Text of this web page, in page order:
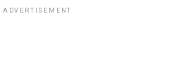
ADVERTISEMENT